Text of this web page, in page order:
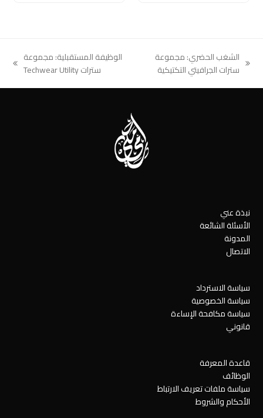
previous
الشغب الحضري: مجموعة
سترات الجرافيتي التكتيكية
الوظيفة المستقبلية: مجموعة
سترات Techwear Utility
نبذة عني
الأسئلة الشائعة
المدونة
الاتصال
سياسة الاسترداد
سياسة الخصوصية
سياسة مكافحة الإساءة
قانوني
قاعدة المعرفة
الوظائف
سياسة ملفات تعريف الارتباط
الأحكام والشروط